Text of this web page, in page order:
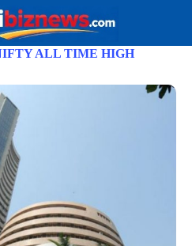
ALL TIME HIGH